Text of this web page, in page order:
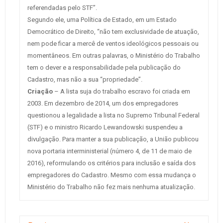
referendadas pelo STF”.
Segundo ele, uma Política de Estado, em um Estado
Democrático de Direito, “não tem exclusividade de atuação,
nem pode ficar a mercê de ventos ideológicos pessoais ou
momentâneos. Em outras palavras, o Ministério do Trabalho
tem o dever e a responsabilidade pela publicação do
Cadastro, mas não a sua “propriedade”.
Criação – A lista suja do trabalho escravo foi criada em
2003. Em dezembro de 2014, um dos empregadores
questionou a legalidade a lista no Supremo Tribunal Federal
(STF) e o ministro Ricardo Lewandowski suspendeu a
divulgação. Para manter a sua publicação, a União publicou
nova portaria interministerial (número 4, de 11 de maio de
2016), reformulando os critérios para inclusão e saída dos
empregadores do Cadastro. Mesmo com essa mudança o
Ministério do Trabalho não fez mais nenhuma atualização.